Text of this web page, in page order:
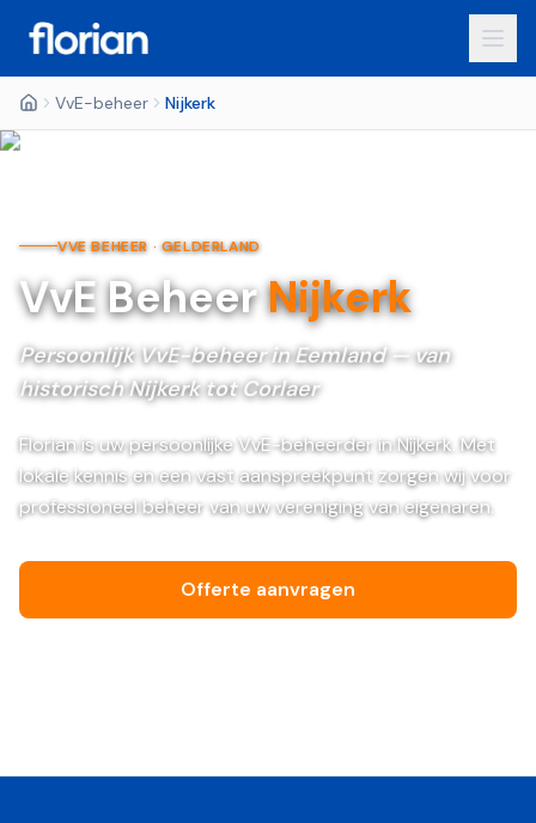
VvE-beheer Nijkerk
VVE BEHEER ·GELDERLAND
VvE BeheerNijkerk
Persoonlijk VvE-beheer in Eemland — van
historisch Nijkerk tot Corlaer
Florian is uw persoonlijke VvE-beheerder in Nijkerk. Met
lokale kennis en een vast aanspreekpunt zorgen wij voor
professioneel beheer van uw vereniging van eigenaren.
Offerte aanvragen